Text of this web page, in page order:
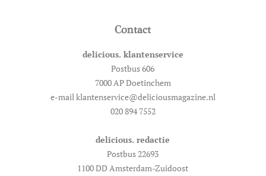
Contact
delicious. klantenservice
Postbus 606
7000 AP Doetinchem
e-mail klantenservice@deliciousmagazine.nl
020 894 7552
delicious. redactie
Postbus 22693
1100 DD Amsterdam-Zuidoost